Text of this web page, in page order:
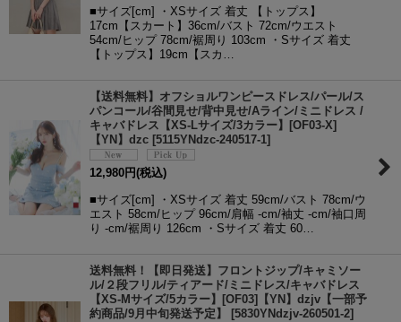
■サイズ[cm] ・XSサイズ 着丈 【トップス】
17cm【スカート】36cm/バスト 72cm/ウエスト
54cm/ヒップ 78cm/裾周り 103cm ・Sサイズ 着丈
【トップス】19cm【スカ…
【送料無料】オフショルワンピースドレス/パール/ス
パンコール/谷間見せ/背中見せ/Aライン/ミニドレス /
キャバドレス【XS-Lサイズ/3カラー】[OF03-X]
【YN】dzc [5115YNdzc-240517-1]
12,980 円(税込)
■サイズ[cm] ・XSサイズ 着丈 59cm/バスト 78cm/ウ
エスト 58cm/ヒップ 96cm/肩幅 -cm/袖丈 -cm/袖口周
り -cm/裾周り 126cm ・Sサイズ 着丈 60…
送料無料！【即日発送】フロントジップ/キャミソー
ル/２段フリル/ティアード/ミニドレス/キャバドレス
【XS-Mサイズ/5カラー】[OF03]【YN】dzjv【一部予
約商品/9月中旬発送予定】
[5830YNdzjv-260501-2]